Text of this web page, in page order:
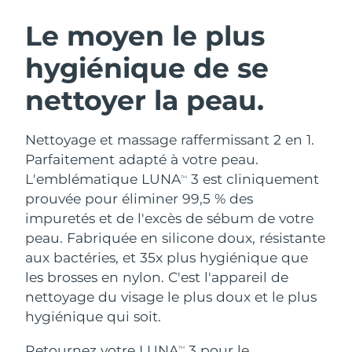
Le moyen le plus
hygiénique de se
nettoyer la peau.
Nettoyage et massage raffermissant 2 en 1.
Parfaitement adapté à votre peau.
L'emblématique LUNATM
3 est cliniquement
prouvée pour éliminer 99,5 % des
impuretés et de l'excès de sébum de votre
peau. Fabriquée en silicone doux, résistante
aux bactéries, et 35x plus hygiénique que
les brosses en nylon. C'est l'appareil de
nettoyage du visage le plus doux et le plus
hygiénique qui soit.
TM
Nettoyage du visage
Anti-aging massage
LUNA™ 4 Plus
Massage, LED heating
LUNA™ 4 Men
For men, anti-aging massage
Lifting
Microcurrent toning
BEAR™ 2 go
Microcurrent toning on-the-go
BEAR™ 2 eyes & lips
Microcurrent line smoothing device
Hydratation
UFO™ 3 coffret
Deep facial hydration
UFO™ 3 LED
Near-infrared and red light therapy
device
Soin bucco-dentaire
issa™ 4
Hybrid silicone sonic toothbrush
issa™ 4 plus
Smart hybrid silicone sonic toothbrush
FAQ™ TRAITEMENT ANTI-ÂGE
Anti-âge
NEW
Autriche Livraison estimée
Bahreïn Livraison estimée
Belgique Livraison estimée
Bermudes Livraison estimée8/15/26
Bosnie-Herzégovine Livraison estimée 8/12/26
Brunei Livraison estimée
Bulgarie Livraison estimée8/9/26
Canada Livraison estimée
Chili